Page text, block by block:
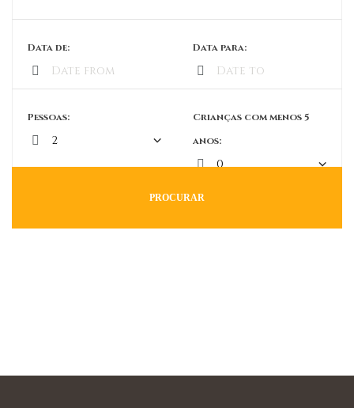
Data de: Data para:
Pessoas:
Crianças com menos 5
anos:
PROCURAR